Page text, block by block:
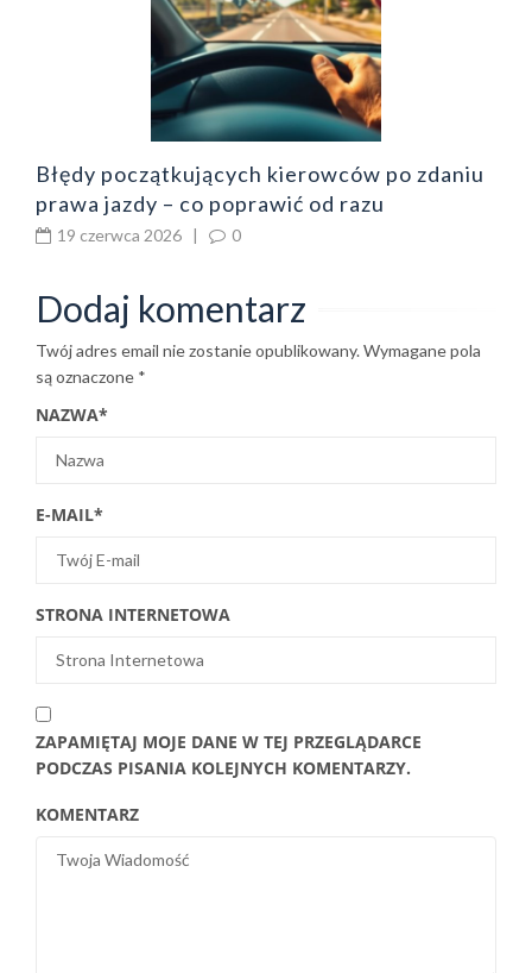
Błędy początkujących kierowców po zdaniu
prawa jazdy – co poprawić od razu
19 czerwca 2026 | 0
Dodaj komentarz
Twój adres email nie zostanie opublikowany.Wymagane pola
są oznaczone *
NAZWA*
E-MAIL*
STRONA INTERNETOWA
ZAPAMIĘTAJ MOJE DANE W TEJ PRZEGLĄDARCE
PODCZAS PISANIA KOLEJNYCH KOMENTARZY.
KOMENTARZ